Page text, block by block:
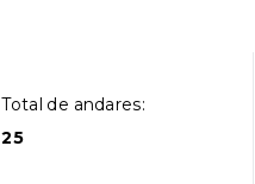
Total de andares:
25